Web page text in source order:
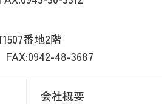
番地2階
FAX:0942-48-3687
会社概要